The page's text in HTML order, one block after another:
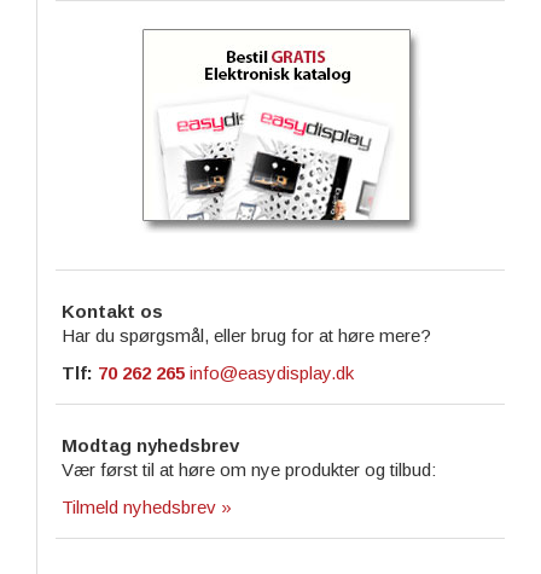
Kontakt os
Har du spørgsmål, eller brug for at høre mere?
Tlf: 70 262 265 info@easydisplay.dk
Modtag nyhedsbrev
Vær først til at høre om nye produkter og tilbud:
Tilmeld nyhedsbrev »